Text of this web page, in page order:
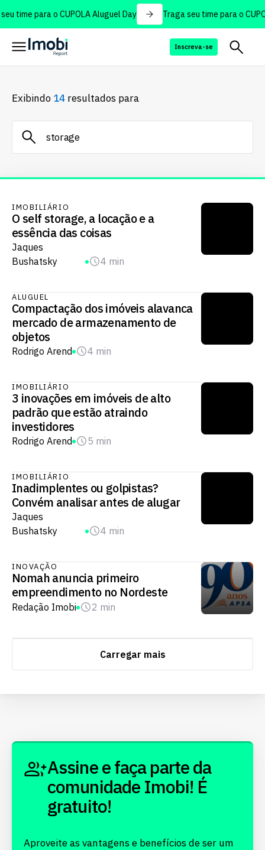
time para o CUPOLA Aluguel Day Traga seu time para o
Inscreva-se
Exibindo 14 resultados para
IMOBILIÁRIO
O self storage, a locação e a
essência das coisas
Jaques
Bushatsky
4 min
ALUGUEL
Compactação dos imóveis alavanca
mercado de armazenamento de
objetos
Rodrigo Arend 4 min
IMOBILIÁRIO
3 inovações em imóveis de alto
padrão que estão atraindo
investidores
Rodrigo Arend 5 min
IMOBILIÁRIO
Inadimplentes ou golpistas?
Convém analisar antes de alugar
Jaques
Bushatsky
4 min
INOVAÇÃO
Nomah anuncia primeiro
empreendimento no Nordeste
Redação Imobi 2 min
Carregar mais
Assine e faça parte da
comunidade Imobi! É
gratuito!
Aproveite as vantagens e benefícios de ser um